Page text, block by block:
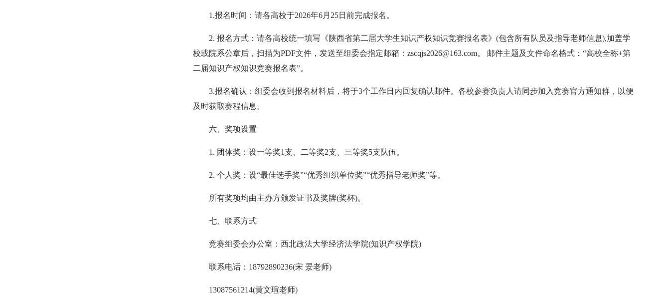
1.报名时间：请各高校于2026年6月 25日前完成报名。
2. 报名方式：请各高校统一填写《陕西省第二届大学生知识产权知识竞赛报名表》(包含所有队员及指导老师信息),加盖学
校或院系公章后，扫描为PDF文件，发送至组委会指定邮箱： zscqjs2026@163.com。 邮件主题及文件命名格式：“高校全称+第
二届知识产权知识竞赛报名表”。
3.报名确认：组委会收到报名材料后，将于3个工作日内回复确认邮件。各校参赛负责人请同步加入竞赛官方通知群，以便
及时获取赛程信息。
六、奖项设置
1. 团体奖：设一等奖1支、二等奖2支、三等奖5支队伍。
2. 个人奖：设“最佳选手奖”“优秀组织单位奖”“优秀指导老师奖”等。
所有奖项均由主办方颁发证书及奖牌(奖杯)。
七、联系方式
竞赛组委会办公室：西北政法大学经济法学院(知识产权学院)
联系电话：18792890236(宋 景老师)
13087561214(黄文瑄老师)